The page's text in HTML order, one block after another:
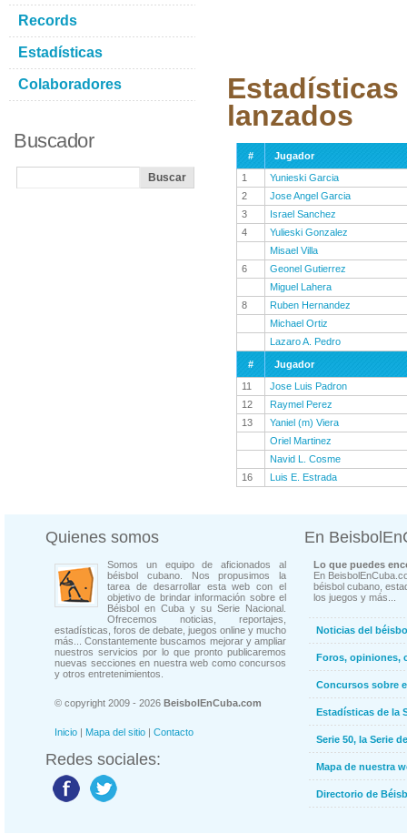
lanzados
#
Jugador
1
Yunieski Garcia
2
Jose Angel Garcia
3
Israel Sanchez
4
Yulieski Gonzalez
Misael Villa
6
Geonel Gutierrez
Miguel Lahera
8
Ruben Hernandez
Michael Ortiz
Lazaro A. Pedro
#
Jugador
11
Jose Luis Padron
12
Raymel Perez
13
Yaniel (m) Viera
Oriel Martinez
Navid L. Cosme
16
Luis E. Estrada
Records
Estadísticas
Colaboradores
Buscador
Quienes somos
Somos un equipo de aficionados al
béisbol cubano. Nos propusimos la
tarea de desarrollar esta web con el
objetivo de brindar información sobre el
Béisbol en Cuba y su Serie Nacional.
Ofrecemos noticias, reportajes,
estadísticas, foros de debate, juegos online y mucho
más... Constantemente buscamos mejorar y ampliar
nuestros servicios por lo que pronto publicaremos
nuevas secciones en nuestra web como concursos
y otros entretenimientos.
© copyright 2009 - 2026 BeisbolEnCuba.com
Inicio | Mapa del sitio | Contacto
Redes sociales:
En
Lo que puedes
En
béisbol cubano,
los juegos y más...
Noticias del
Foros, opiniones,
Concursos sobre
Estadísticas de la
Serie 50, la Serie
Mapa de nuestra
Directorio de